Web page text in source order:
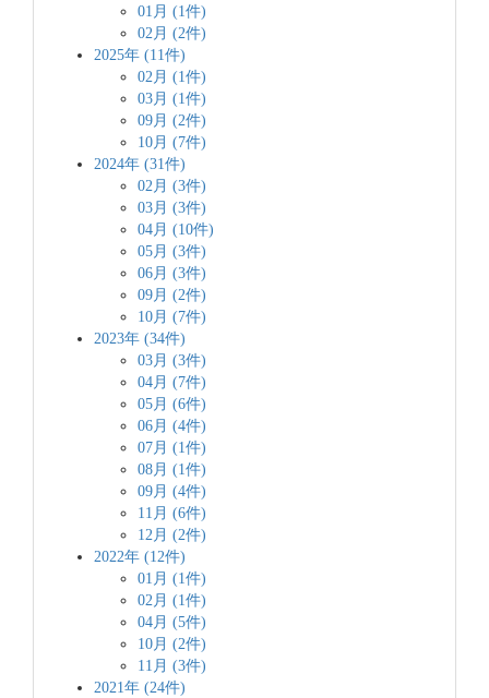
01月 (1件)
02月 (2件)
2025年 (11件)
02月 (1件)
03月 (1件)
09月 (2件)
10月 (7件)
2024年 (31件)
02月 (3件)
03月 (3件)
04月 (10件)
05月 (3件)
06月 (3件)
09月 (2件)
10月 (7件)
2023年 (34件)
03月 (3件)
04月 (7件)
05月 (6件)
06月 (4件)
07月 (1件)
08月 (1件)
09月 (4件)
11月 (6件)
12月 (2件)
2022年 (12件)
01月 (1件)
02月 (1件)
04月 (5件)
10月 (2件)
11月 (3件)
2021年 (24件)